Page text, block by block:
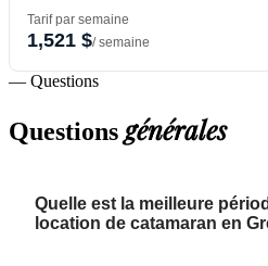
Tarif par semaine
1,521 $/ semaine
— Questions
Questionsgénérales
Quelle est la meilleure
location de catamaran en